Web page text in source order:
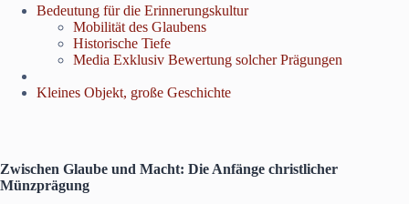
Bedeutung für die Erinnerungskultur
Mobilität des Glaubens
Historische Tiefe
Media Exklusiv Bewertung solcher Prägungen
Kleines Objekt, große Geschichte
Zwischen Glaube und Macht: Die Anfänge christlicher
Münzprägung